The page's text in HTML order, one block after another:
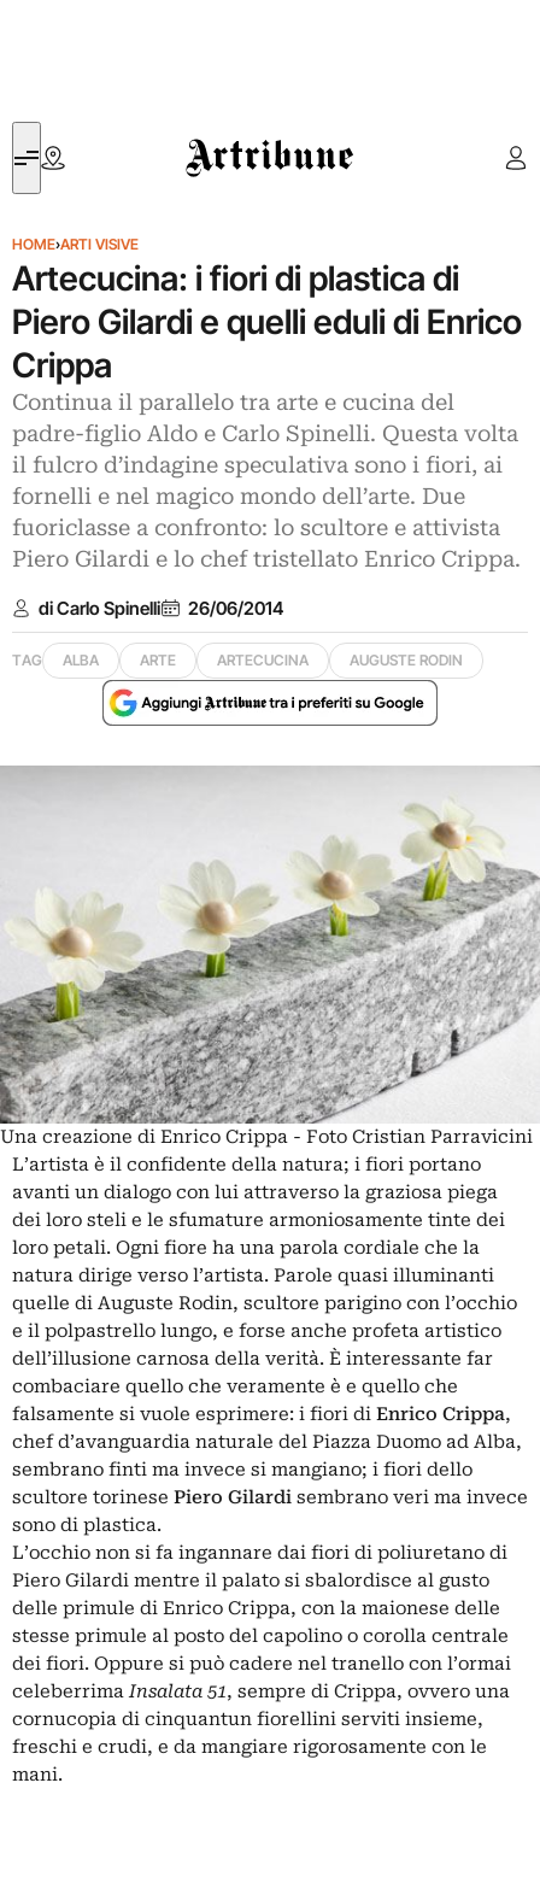
Artribune
HOME›ARTI VISIVE
Artecucina: i fiori di plastica di
Piero Gilardi e quelli eduli di Enrico
Crippa
Continua il parallelo tra arte e cucina del
padre-figlio Aldo e Carlo Spinelli. Questa volta
il fulcro d’indagine speculativa sono i fiori, ai
fornelli e nel magico mondo dell’arte. Due
fuoriclasse a confronto: lo scultore e attivista
Piero Gilardi e lo chef tristellato Enrico Crippa.
di Carlo Spinelli 26/06/2014
TAG ALBA ARTE ARTECUCINA AUGUSTE RODIN
Una creazione di Enrico Crippa - Foto Cristian Parravicini
L’artista è il confidente della natura; i fiori portano
avanti un dialogo con lui attraverso la graziosa piega
dei loro steli e le sfumature armoniosamente tinte dei
loro petali. Ogni fiore ha una parola cordiale che la
natura dirige verso l’artista. Parole quasi illuminanti
quelle di Auguste Rodin, scultore parigino con l’occhio
e il polpastrello lungo, e forse anche profeta artistico
dell’illusione carnosa della verità. È interessante far
combaciare quello che veramente è e quello che
falsamente si vuole esprimere: i fiori di Enrico Crippa,
chef d’avanguardia naturale del Piazza Duomo ad Alba,
sembrano finti ma invece si mangiano; i fiori dello
scultore torinese Piero Gilardi sembrano veri ma invece
sono di plastica.
L’occhio non si fa ingannare dai fiori di poliuretano di
Piero Gilardi mentre il palato si sbalordisce al gusto
delle primule di Enrico Crippa, con la maionese delle
stesse primule al posto del capolino o corolla centrale
dei fiori. Oppure si può cadere nel tranello con l’ormai
celeberrimaInsalata 51, sempre di Crippa, ovvero una
cornucopia di cinquantun fiorellini serviti insieme,
freschi e crudi, e da mangiare rigorosamente con le
mani.